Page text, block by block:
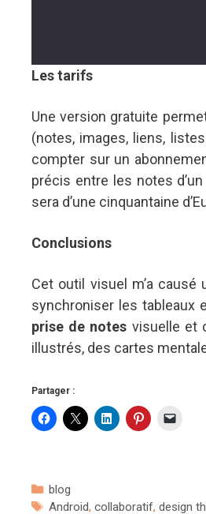
Les tarifs
Une version gratuite
(notes, images, liens,
compter sur un
précis entre les notes
sera d’une cinquantaine
Conclusions
Cet outil visuel m’a
synchroniser les tableaux
prise de notes visuelle et
illustrés, des cartes
Partager :
Catégories
blog
Étiquettes
Android,collaboratif,design